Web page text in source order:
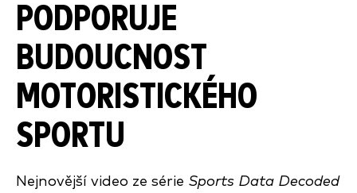
PODPORUJE
BUDOUCNOST
MOTORISTICKÉHO
SPORTU
Nejnovější video ze série Sports Data Decoded